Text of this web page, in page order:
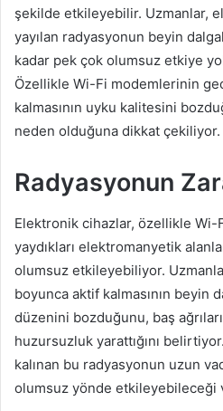
şekilde etkileyebilir. Uzmanlar,
yayılan radyasyonun beyin
kadar pek çok olumsuz etkiye
Özellikle Wi-Fi modemlerinin
kalmasının uyku kalitesini
neden olduğuna dikkat çekiliyor.
Radyasyonun
Elektronik cihazlar, özellikle Wi-
yaydıkları elektromanyetik
olumsuz etkileyebiliyor.
boyunca aktif kalmasının beyin
düzenini bozduğunu, baş
huzursuzluk yarattığını
kalınan bu radyasyonun uzun
olumsuz yönde etkileyebileceği